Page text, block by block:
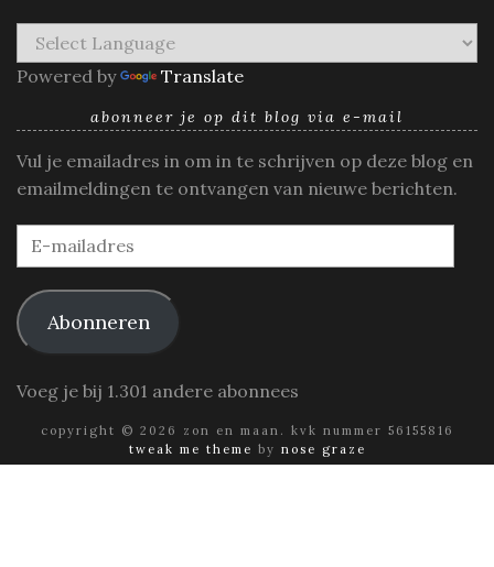
Powered by Translate
abonneer je op dit blog via e-mail
Vul je emailadres in om in te schrijven op deze blog en
emailmeldingen te ontvangen van nieuwe berichten.
E-
mailadres
Abonneren
Voeg je bij 1.301 andere abonnees
copyright © 2026 zon en maan. kvk nummer 56155816
tweak me theme by nose graze